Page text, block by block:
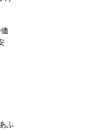
ふ